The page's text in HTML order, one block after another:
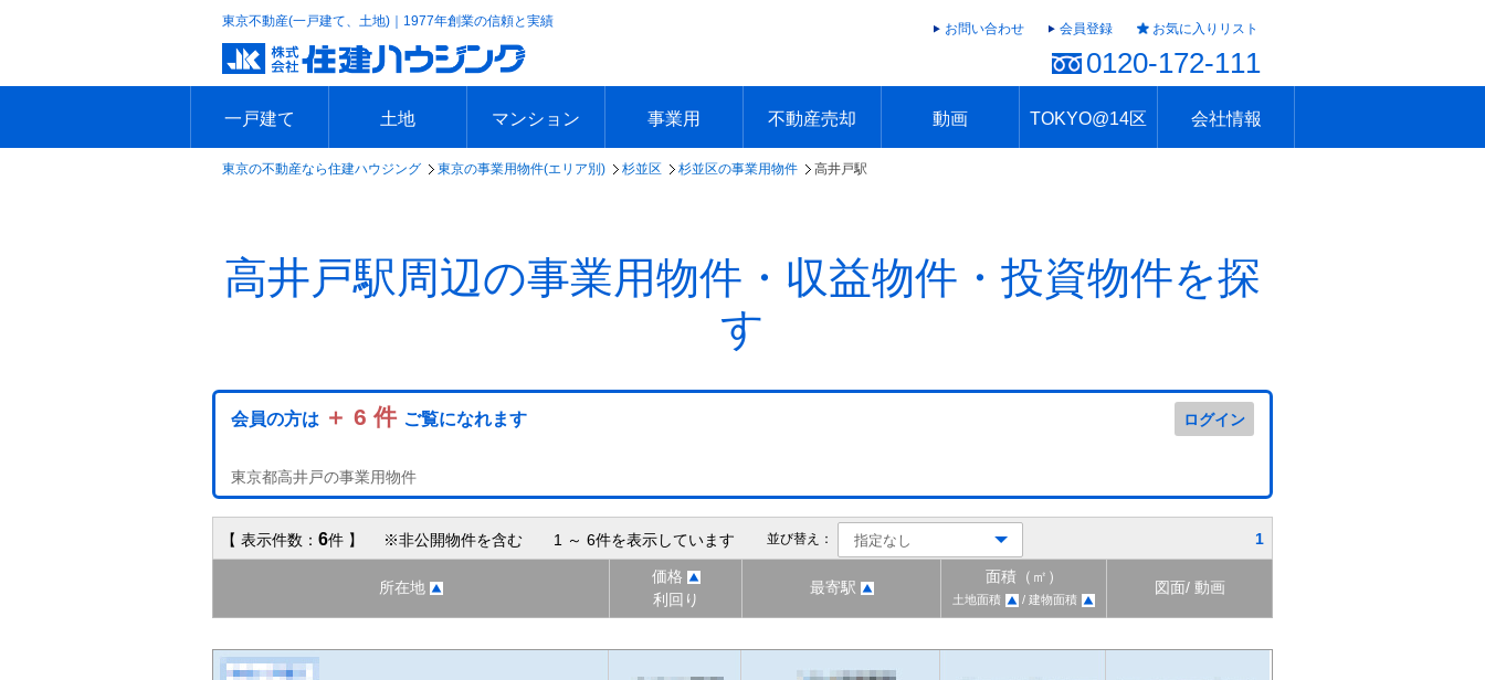
東京不動産(一戸建て、土地)｜1977年創業の信頼と実績
お問い合わせ 会員登録 お気に入りリスト
0120-172-111
一戸建て
エリアで探す
沿線で探す
新築一戸建て
中古一戸建て
本日の新着物件
今週の新着物件
土地
エリアで探す
沿線で探す
本日の新着物件
今週の新着物件
マンション
エリアで探す
沿線で探す
本日の新着物件
今週の新着物件
事業用
エリアで探す
沿線で探す
本日の新着物件
今週の新着物件
不動産売却
不動産売却トップ
簡単無料査定
不動産売却の流れ
不動産売却 Q&A
海外からの不動産売買
動画 TOKYO@14区 会社情報
東京の不動産なら住建ハウジング 東京の事業用物件(エリア別) 杉並区 杉並区の事業用物件 高井戸駅
高井戸駅周辺の事業用物件・収益物件・投資物件を探
す
会員の方は ＋ 6 件 ご覧になれます ログイン
東京都高井戸の事業用物件
【 表示件数： 6件 】 ※非公開物件を含む 1 ～ 6件を表示しています 並び替え： 1
所在地
価格
利回り
最寄駅
面積（㎡）
土地面積 / 建物面積
図面/ 動画